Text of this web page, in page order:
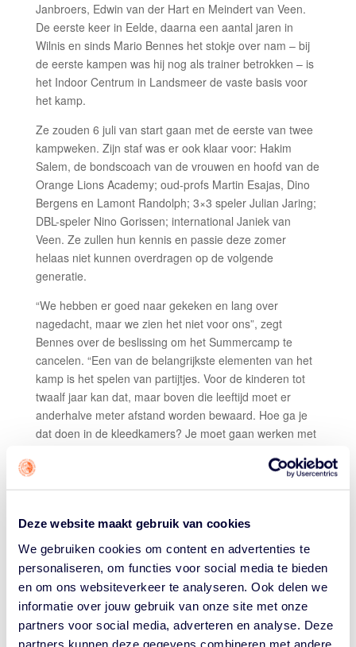
Deze website maakt gebruik van cookies
We gebruiken cookies om content en advertenties te
personaliseren, om functies voor social media te bieden
en om ons websiteverkeer te analyseren. Ook delen we
informatie over jouw gebruik van onze site met onze
partners voor social media, adverteren en analyse. Deze
partners kunnen deze gegevens combineren met andere
Janbroers, Edwin van der Hart en Meindert van Veen.
De eerste keer in Eelde, daarna een aantal jaren in
Wilnis en sinds Mario Bennes het stokje over nam – bij
de eerste kampen was hij nog als trainer betrokken – is
het Indoor Centrum in Landsmeer de vaste basis voor
het kamp.
Ze zouden 6 juli van start gaan met de eerste van twee
kampweken. Zijn staf was er ook klaar voor: Hakim
Salem, de bondscoach van de vrouwen en hoofd van de
Orange Lions Academy; oud-profs Martin Esajas, Dino
Bergens en Lamont Randolph; 3×3 speler Julian Jaring;
DBL-speler Nino Gorissen; international Janiek van
Veen. Ze zullen hun kennis en passie deze zomer
helaas niet kunnen overdragen op de volgende
generatie.
“We hebben er goed naar gekeken en lang over
nagedacht, maar we zien het niet voor ons”, zegt
Bennes over de beslissing om het Summercamp te
cancelen. “Een van de belangrijkste elementen van het
kamp is het spelen van partijtjes. Voor de kinderen tot
twaalf jaar kan dat, maar boven die leeftijd moet er
anderhalve meter afstand worden bewaard. Hoe ga je
dat doen in de kleedkamers? Je moet gaan werken met
kunnen we niet het kamp bieden dat we voor ogen
hebben, als je consequent de anderhalve meterregel
sporten. Met honderd kinderen is op deze manier een
goed kamp niet mogelijk. Vandaar deze beslissing, hoe
jammer ook.”
Bennes hoopt dat er later dit jaar misschien toch nog
een mogelijkheid komt om alsnog een basketbalkamp te
organiseren. ”Wie weet in de herfstvakantie, als de